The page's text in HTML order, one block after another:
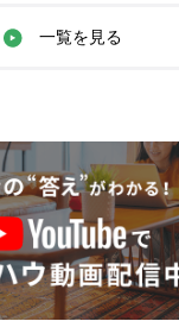
一覧を見る